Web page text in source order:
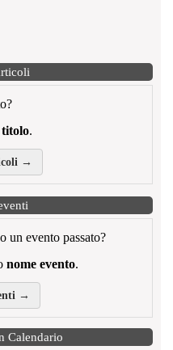
titolo.
→
un evento passato?
nome evento.
→
Calendario